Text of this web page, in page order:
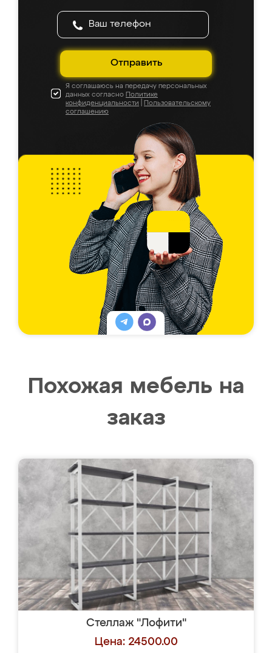
Отправить
Я соглашаюсь на передачу персональных
данных согласно Политике
конфиденциальности
Пользовательскому
соглашению
Похожая мебель на
заказ
Стеллаж "Лофити"
Цена: 24500.00